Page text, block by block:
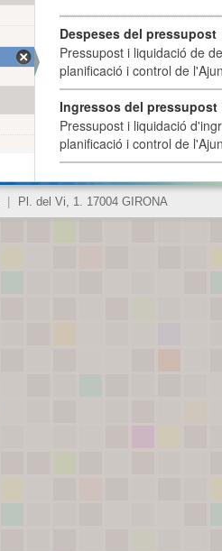
Despeses del pressupost
Pressupost i liquidació de
planificació i control de
Ingressos del pressupost
Pressupost i liquidació
planificació i control de
Pl. del Vi, 1. 17004 GIRONA